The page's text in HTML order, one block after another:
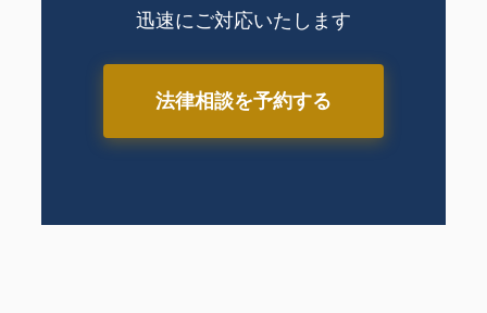
迅速にご対応いたします
法律相談を予約する